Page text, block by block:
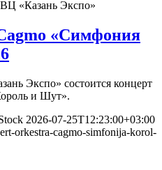
«Казань Экспо»
«Симфония
Экспо» состоится концерт
и Шут».
2026-07-25T12:23:00+03:00
orkestra-cagmo-simfonija-korol-